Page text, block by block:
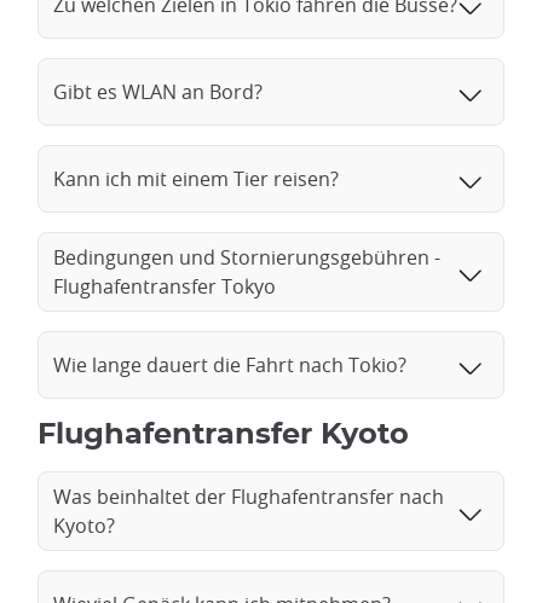
Gibt es WLAN an Bord?
Kann ich mit einem Tier reisen?
Bedingungen und Stornierungsgebühren -
Flughafentransfer Tokyo
Wie lange dauert die Fahrt nach Tokio?
Flughafentransfer Kyoto
Was beinhaltet der Flughafentransfer nach
Kyoto?